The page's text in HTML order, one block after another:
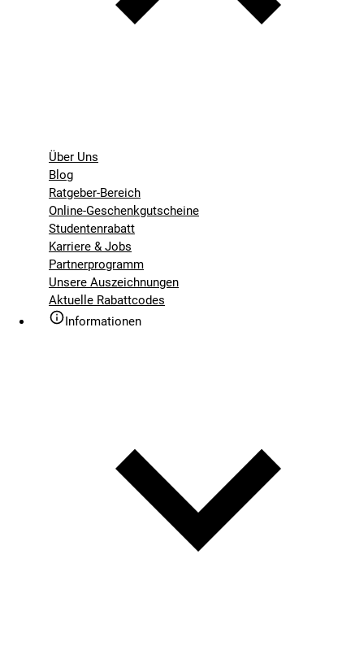
Über Uns
Blog
Ratgeber-Bereich
Online-Geschenkgutscheine
Studentenrabatt
Karriere & Jobs
Partnerprogramm
Unsere Auszeichnungen
Aktuelle Rabattcodes
Informationen